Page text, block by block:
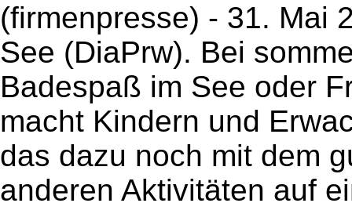
(firmenpresse) - 31. Mai
See (DiaPrw). Bei
Badespaß im See oder
macht Kindern und
das dazu noch mit dem
anderen Aktivitäten auf